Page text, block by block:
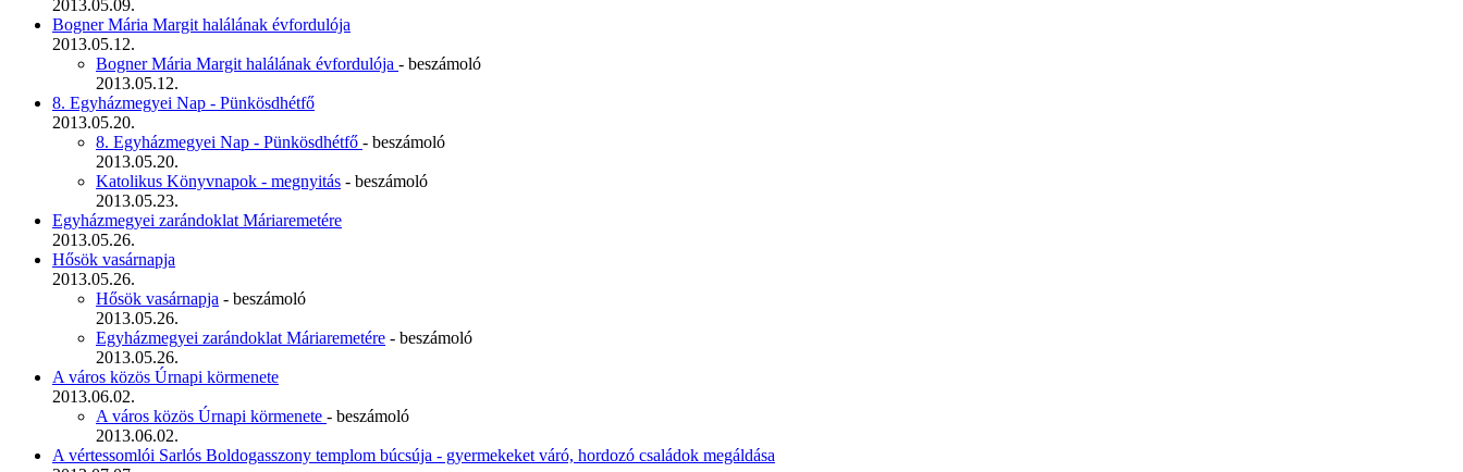
2013.05.09.
Bogner Mária Margit halálának évfordulója
2013.05.12.
Bogner Mária Margit halálának évfordulója - beszámoló
2013.05.12.
8. Egyházmegyei Nap - Pünkösdhétfő
2013.05.20.
8. Egyházmegyei Nap - Pünkösdhétfő - beszámoló
2013.05.20.
Katolikus Könyvnapok - megnyitás - beszámoló
2013.05.23.
Egyházmegyei zarándoklat Máriaremetére
2013.05.26.
Hősök vasárnapja
2013.05.26.
Hősök vasárnapja - beszámoló
2013.05.26.
Egyházmegyei zarándoklat Máriaremetére - beszámoló
2013.05.26.
A város közös Úrnapi körmenete
2013.06.02.
A város közös Úrnapi körmenete - beszámoló
2013.06.02.
A vértessomlói Sarlós Boldogasszony templom búcsúja - gyermekeket váró, hordozó családok megáldása